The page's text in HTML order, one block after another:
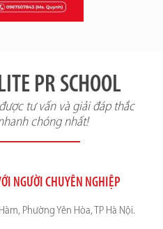
PR SCHOOL
tư vấn và giải đáp thắc
chóng nhất!
NGƯỜI CHUYÊN NGHIỆP
Phường Yên Hòa, TP Hà Nội.